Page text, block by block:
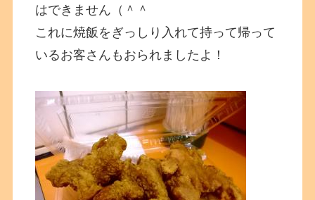
はできません（＾＾
これに焼飯をぎっしり入れて持って帰って
いるお客さんもおられましたよ！